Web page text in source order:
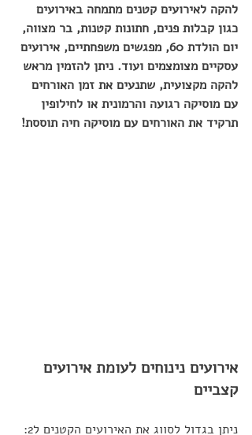
להקה לאירועים קטנים מתמחה באירועים
כגון קבלות פנים, חתונות קטנות, בר מצווה,
יום הולדת 60, מפגשים משפחתיים, אירועים
עסקיים מצומצמים ועוד. ניתן להזמין מראש
להקה מקצועית, שתנעים את זמן האורחים
עם מוסיקה רגועה והרמונית או לחילופין
תרקיד את האורחים עם מוסיקה חיה תוססת!
אירועים נינוחים לעומת אירועים
קצביים
ניתן בגדול לסווג את האירועים הקטנים ל2: